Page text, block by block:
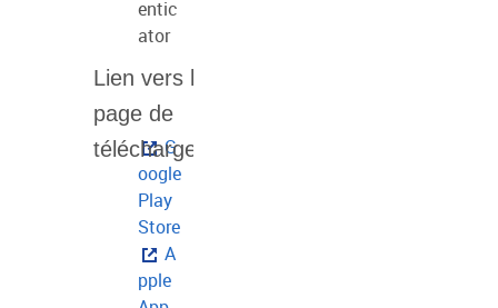
entic
ator
G
oogle
Play
Store
A
pple